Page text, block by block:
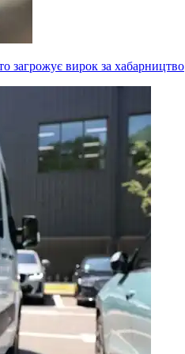
загрожує вирок за хабарництво